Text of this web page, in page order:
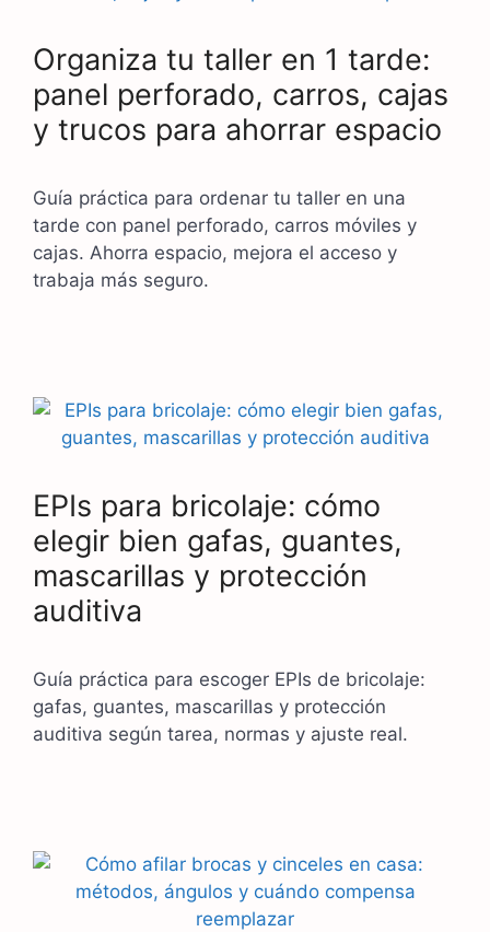
Organiza tu taller en 1 tarde:
panel perforado, carros, cajas
y trucos para ahorrar espacio
Guía práctica para ordenar tu taller en una
tarde con panel perforado, carros móviles y
cajas. Ahorra espacio, mejora el acceso y
trabaja más seguro.
EPIs para bricolaje: cómo
elegir bien gafas, guantes,
mascarillas y protección
auditiva
Guía práctica para escoger EPIs de bricolaje:
gafas, guantes, mascarillas y protección
auditiva según tarea, normas y ajuste real.